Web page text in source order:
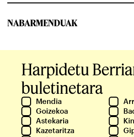
NABARMENDUAK
Harpidetu
buletinetara
Mendia
Goizekoa
Astekaria
Kazetaritza